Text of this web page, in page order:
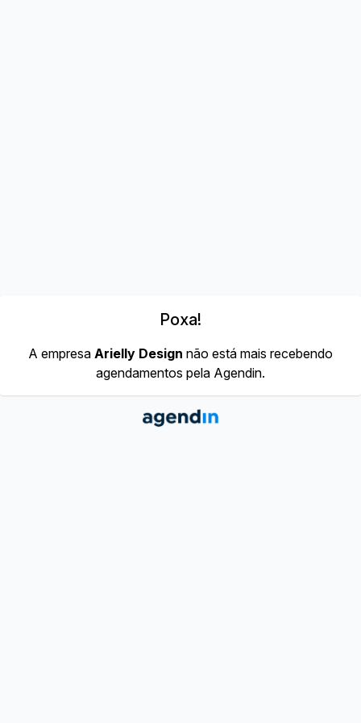
Poxa!
A empresa Arielly Design não está mais recebendo
agendamentos pela Agendin.